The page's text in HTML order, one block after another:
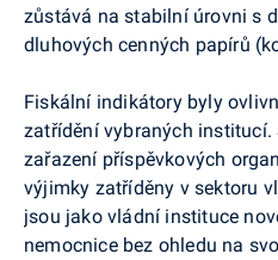
zůstává na stabilní úrovni s
dluhových cenných papírů
Fiskální indikátory byly
zatřídění vybraných institucí.
zařazení příspěvkových
výjimky zatříděny v sektoru
jsou jako vládní instituce
nemocnice bez ohledu na